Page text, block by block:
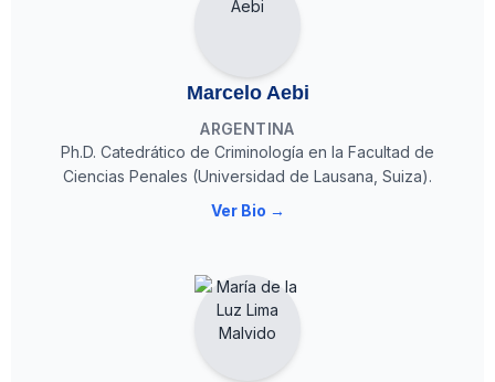
Marcelo Aebi
ARGENTINA
Ph.D. Catedrático de Criminología en la Facultad de
Ciencias Penales (Universidad de Lausana, Suiza).
Ver Bio →